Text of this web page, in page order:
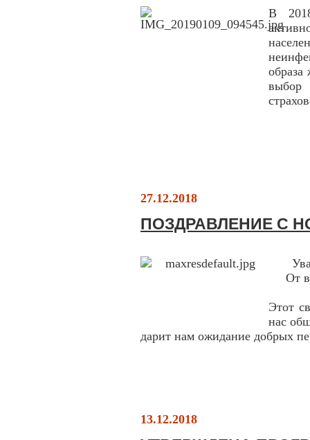
В
образа
27.12.2018
ПОЗДРАВЛЕНИЕ С
От
Этот
нас
дарит нам ожидание добрых
13.12.2018